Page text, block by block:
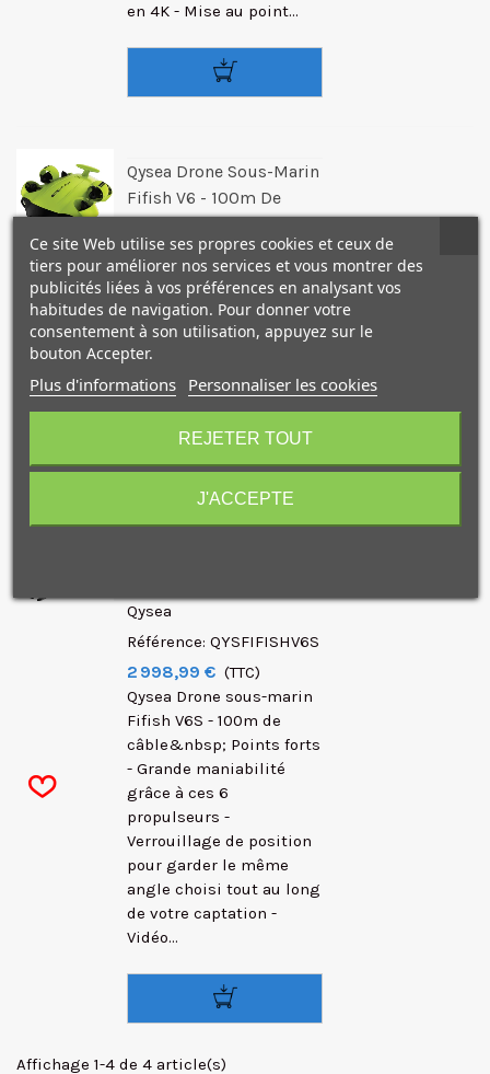
en 4K - Mise au point...
Qysea Drone Sous-Marin
Fifish V6 - 100m De
Câble
Qysea
Référence: QYSFIFISHV6
1 898,00 € (TTC)
Pour découvrir les fonds
sous-marins
Qysea Drone Sous-Marin
Qysea
Référence: QYSFIFISHV6S
2 998,99 € (TTC)
Qysea Drone sous-marin
Fifish V6S - 100m de
câble&nbsp; Points forts
- Grande maniabilité
grâce à ces 6
propulseurs -
Verrouillage de position
pour garder le même
angle choisi tout au long
de votre captation -
Vidéo...
Affichage 1-4 de 4 article(s)
Ce site Web utilise ses propres cookies et ceux de
tiers pour améliorer nos services et vous montrer des
publicités liées à vos préférences en analysant vos
habitudes de navigation. Pour donner votre
consentement à son utilisation, appuyez sur le
bouton Accepter.
Plus d'informations Personnaliser les cookies
REJETER TOUT
J'ACCEPTE
J'accepte de recevoir des SMS de la part de la marque.